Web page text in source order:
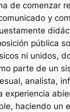
de comenzar
y
pública
ni unidos,
parte de un
analista,
haciendo un